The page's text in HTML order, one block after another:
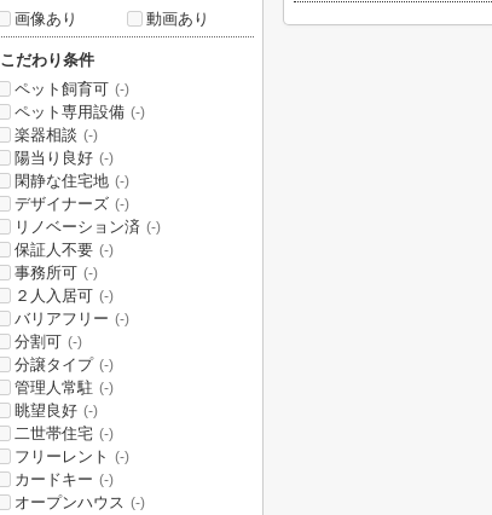
画像あり
動画あり
こだわり条件
ペット飼育可 (-)
ペット専用設備 (-)
楽器相談 (-)
陽当り良好 (-)
閑静な住宅地 (-)
デザイナーズ (-)
リノベーション済 (-)
保証人不要 (-)
事務所可 (-)
２人入居可 (-)
バリアフリー (-)
分割可 (-)
分譲タイプ (-)
管理人常駐 (-)
眺望良好 (-)
二世帯住宅 (-)
フリーレント (-)
カードキー (-)
オープンハウス (-)